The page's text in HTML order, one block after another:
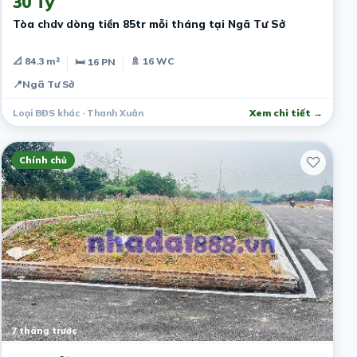
Tòa chdv dòng tiền 85tr mỗi tháng tại Ngã Tư Sở
📐 84.3 m² 🛏 16 PN
🚿 16 WC
📍Ngã Tư Sở
Loại BĐS khác · Thanh Xuân Xem chi tiết →
Chính chủ
7 tháng trước